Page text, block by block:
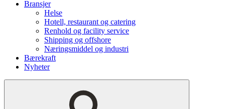
Bransjer
Helse
Hotell, restaurant og catering
Renhold og facility service
Shipping og offshore
Næringsmiddel og industri
Bærekraft
Nyheter